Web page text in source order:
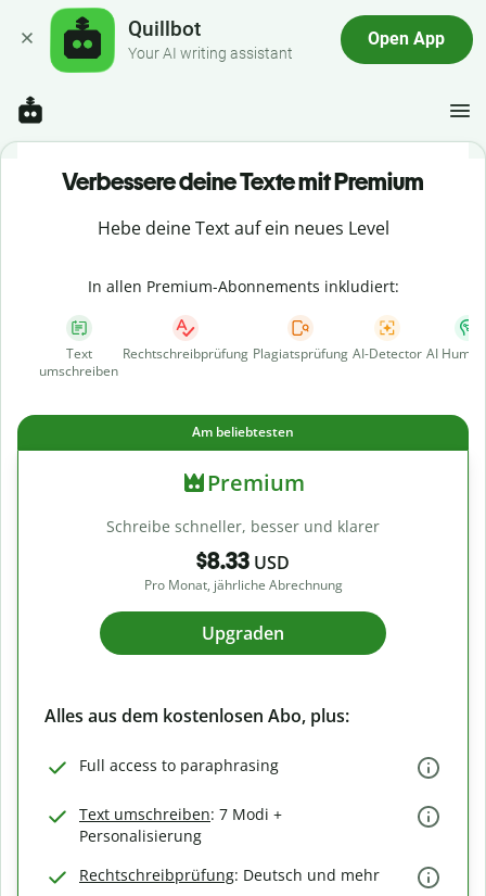
Quillbot
Your AI writing assistant
Open App
Verbessere deine Texte mit Premium
Hebe deine Text auf ein neues Level
In allen Premium-Abonnements inkludiert:
Text
umschreiben
Rechtschreibprüfung Plagiatsprüfung AI-Detector AI
Am beliebtesten
Premium
Schreibe schneller, besser und klarer
$8.33 USD
Pro Monat, jährliche Abrechnung
Upgraden
Alles aus dem kostenlosen Abo, plus:
Full access to paraphrasing
Text umschreiben: 7 Modi +
Personalisierung
Rechtschreibprüfung: Deutsch und mehr